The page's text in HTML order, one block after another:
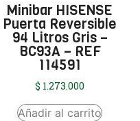
Minibar HISENSE
Puerta Reversible
94 Litros Gris –
BC93A – REF
114591
$ 1.273.000
Añadir al carrito